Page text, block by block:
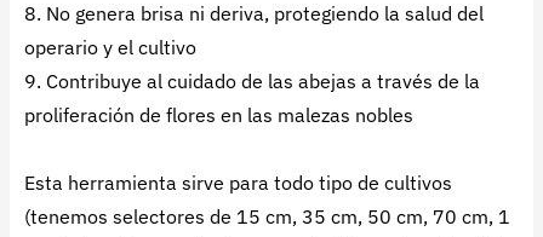
8. No genera brisa ni deriva, protegiendo la salud del
operario y el cultivo
9. Contribuye al cuidado de las abejas a través de la
proliferación de flores en las malezas nobles
Esta herramienta sirve para todo tipo de cultivos
(tenemos selectores de 15 cm, 35 cm, 50 cm, 70 cm, 1